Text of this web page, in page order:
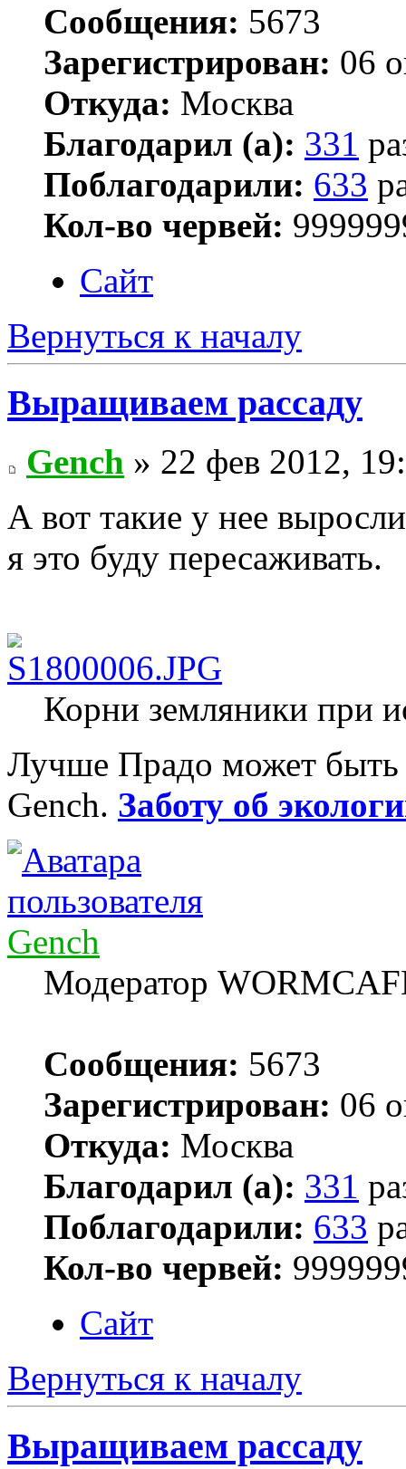
Сообщения: 5673
Зарегистрирован: 06
Откуда: Москва
Благодарил (а): 331
Поблагодарили: 633
Кол-во червей:
Сайт
Вернуться к началу
Выращиваем рассаду
Gench » 22 фев 2012,
А вот такие у нее
я это буду пересаживать.
Корни земляники при
Лучше Прадо может
Gench. Заботу об
Gench
Модератор
Сообщения: 5673
Зарегистрирован: 06
Откуда: Москва
Благодарил (а): 331
Поблагодарили: 633
Кол-во червей:
Сайт
Вернуться к началу
Выращиваем рассаду